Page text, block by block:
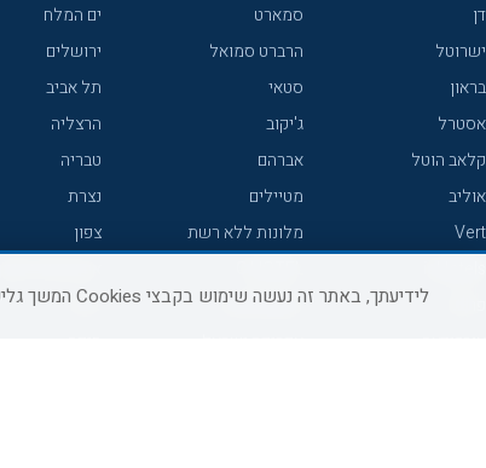
דן
ישרוטל
בראון
אסטרל
קלאב הוטל
אוליב
Vert
סמארט
הרברט סמואל
סטאי
ג'יקוב
אברהם
מטיילים
מלונות ללא רשת
קראון פלאזה
ים המלח
ירושלים
תל אביב
הרצליה
טבריה
נצרת
צפון
נתניה
לידיעתך, באתר זה נעשה שימוש בקבצי Cookies המשך גלישה באתר מהווה הסכמה לשימוש זה, למידע נוסף ניתן לעיין